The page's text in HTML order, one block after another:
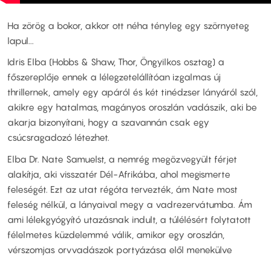
Ha zörög a bokor, akkor ott néha tényleg egy szörnyeteg
lapul...
Idris Elba (Hobbs & Shaw, Thor, Öngyilkos osztag) a
főszereplője ennek a lélegzetelállítóan izgalmas új
thrillernek, amely egy apáról és két tinédzser lányáról szól,
akikre egy hatalmas, magányos oroszlán vadászik, aki be
akarja bizonyítani, hogy a szavannán csak egy
csúcsragadozó létezhet.
Elba Dr. Nate Samuelst, a nemrég megözvegyült férjet
alakítja, aki visszatér Dél-Afrikába, ahol megismerte
feleségét. Ezt az utat régóta tervezték, ám Nate most
feleség nélkül, a lányaival megy a vadrezervátumba. Ám
ami lélekgyógyító utazásnak indult, a túlélésért folytatott
félelmetes küzdelemmé válik, amikor egy oroszlán,
vérszomjas orvvadászok portyázása elől menekülve